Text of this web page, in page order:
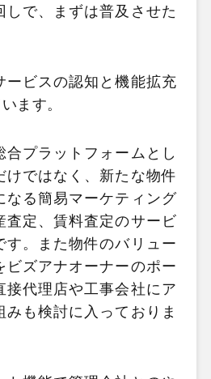
しで、まずは普及させた
ービスの認知と機能拡充
ます。
合プラットフォームとし
けではなく、新たな物件
なる簡易マーケティング
査定、賃料査定のサービ
す。また物件のバリュー
ビズアナオーナーのポー
接代理店や工事会社にア
みも検討に入っておりま